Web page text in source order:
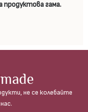
гама.
не се колебайте